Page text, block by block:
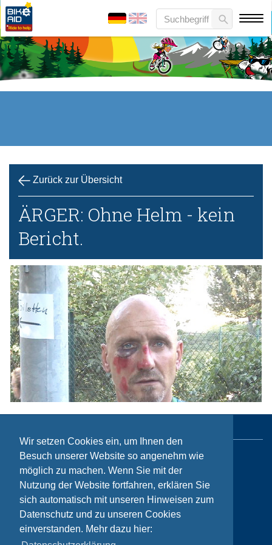
Wir setzen Cookies ein, um Ihnen den
Besuch unserer Website so angenehm wie
möglich zu machen. Wenn Sie mit der
Nutzung der Website fortfahren, erklären Sie
sich automatisch mit unseren Hinweisen zum
Datenschutz und zu unseren Cookies
einverstanden. Mehr dazu hier:
Zurück zur Übersicht
ÄRGER: Ohne Helm - kein
Bericht.
Sitemap
Kontakt
Impressum
Datenschutzhinweise